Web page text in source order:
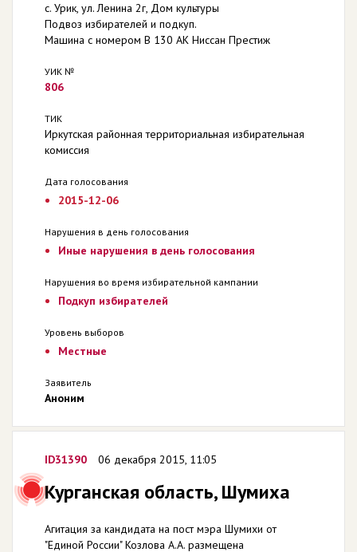
с. Урик, ул. Ленина 2г, Дом культуры
Подвоз избирателей и подкуп.
Машина с номером В 130 АК Ниссан Престиж
УИК №
806
ТИК
Иркутская районная территориальная избирательная
комиссия
Дата голосования
2015-12-06
Нарушения в день голосования
Иные нарушения в день голосования
Нарушения во время избирательной кампании
Подкуп избирателей
Уровень выборов
Местные
Заявитель
Аноним
ID31390 06 декабря 2015, 11:05
Курганская область, Шумиха
Агитация за кандидата на пост мэра Шумихи от
"Единой России" Козлова А.А. размещена